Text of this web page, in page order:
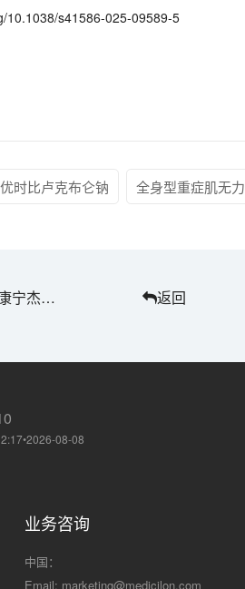
10.1038/s41586-025-09589-5
优时比卢克布仑钠 全身型重症肌无力
钟药闻速览 返回
08-08
业务咨询
中国：
Email: marketing@medicilon.com